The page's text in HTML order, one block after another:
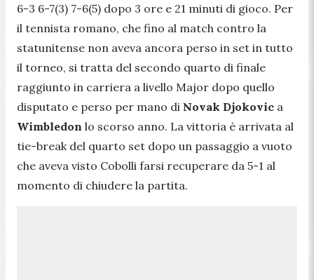
6-3 6-7(3) 7-6(5) dopo 3 ore e 21 minuti di gioco. Per
il tennista romano, che fino al match contro la
statunitense non aveva ancora perso in set in tutto
il torneo, si tratta del secondo quarto di finale
raggiunto in carriera a livello Major dopo quello
disputato e perso per mano di Novak Djokovic a
Wimbledon lo scorso anno. La vittoria è arrivata al
tie-break del quarto set dopo un passaggio a vuoto
che aveva visto Cobolli farsi recuperare da 5-1 al
momento di chiudere la partita.